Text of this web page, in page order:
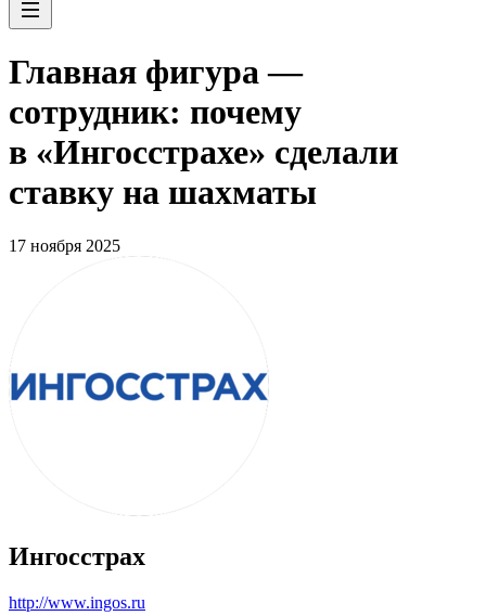
Главная фигура —
сотрудник: почему
в «Ингосстрахе» сделали
ставку на шахматы
17 ноября 2025
Ингосстрах
http://www.ingos.ru